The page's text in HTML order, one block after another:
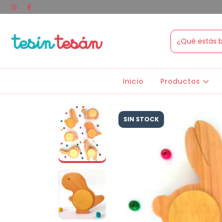
Inicio Productos
SIN STOCK